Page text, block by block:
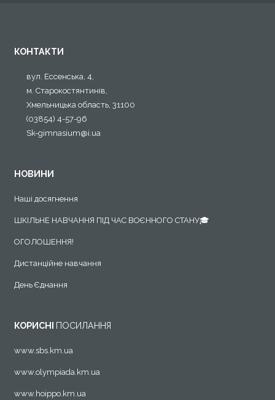
КОНТАКТИ
вул. Ессенська, 4,
м. Старокостянтинів,
Хмельницька область, 31100
(03854) 4-57-96
Sk-gimnasium@i.ua
НОВИНИ
Наші досягнення
ШКІЛЬНЕ НАВЧАННЯ ПІД ЧАС ВОЄННОГО СТАНУ🎓
ОГОЛОШЕННЯ!
Дистанційне навчання
День Єднання
КОРИСНІ ПОСИЛАННЯ
www.sbs.km.ua
www.olympiada.km.ua
www.hoippo.km.ua